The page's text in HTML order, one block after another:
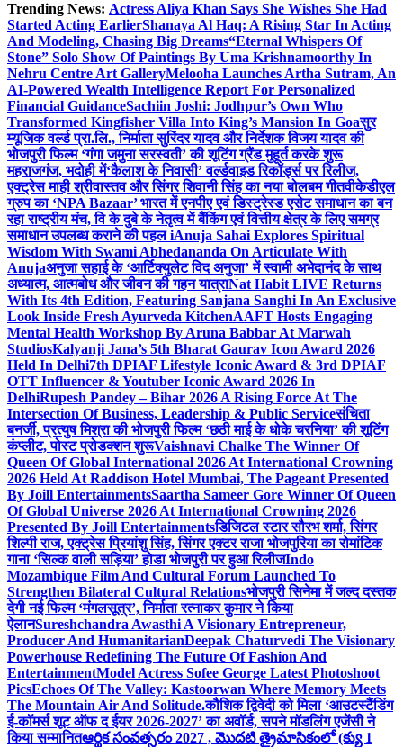
Trending News: Actress Aliya Khan Says She Wishes She Had
Started Acting EarlierShanaya Al Haq: A Rising Star In Acting
And Modeling, Chasing Big Dreams“Eternal Whispers Of
Stone” Solo Show Of Paintings By Uma Krishnamoorthy In
Nehru Centre Art GalleryMelooha Launches Artha Sutram, An
AI-Powered Wealth Intelligence Report For Personalized
Financial GuidanceSachiin Joshi: Jodhpur’s Own Who
Transformed Kingfisher Villa Into King’s Mansion In Goaसुर
म्यूजिक वर्ल्ड प्रा.लि., निर्माता सुरिंदर यादव और निर्देशक विजय यादव की
भोजपुरी फिल्म ‘गंगा जमुना सरस्वती’ की शूटिंग ग्रैंड मुहूर्त करके शुरू
महराजगंज, भदोही में‘कैलाश के निवासी’ वर्ल्डवाइड रिकॉर्ड्स पर रिलीज,
एक्ट्रेस माही श्रीवास्तव और सिंगर शिवानी सिंह का नया बोलबम गीतवीकेडीएल
ग्रुप का ‘NPA Bazaar’ भारत में एनपीए एवं डिस्ट्रेस्ड एसेट समाधान का बन
रहा राष्ट्रीय मंच, वि के दुबे के नेतृत्व में बैंकिंग एवं वित्तीय क्षेत्र के लिए समग्र
समाधान उपलब्ध कराने की पहल iAnuja Sahai Explores Spiritual
Wisdom With Swami Abhedananda On Articulate With
Anujaअनुजा सहाई के ‘आर्टिक्युलेट विद अनुजा’ में स्वामी अभेदानंद के साथ
अध्यात्म, आत्मबोध और जीवन की गहन यात्राNat Habit LIVE Returns
With Its 4th Edition, Featuring Sanjana Sanghi In An Exclusive
Look Inside Fresh Ayurveda KitchenAAFT Hosts Engaging
Mental Health Workshop By Aruna Babbar At Marwah
StudiosKalyanji Jana’s 5th Bharat Gaurav Icon Award 2026
Held In Delhi7th DPIAF Lifestyle Iconic Award & 3rd DPIAF
OTT Influencer & Youtuber Iconic Award 2026 In
DelhiRupesh Pandey – Bihar 2026 A Rising Force At The
Intersection Of Business, Leadership & Public Serviceसंचिता
बनर्जी, प्रत्युष मिश्रा की भोजपुरी फिल्म ‘छठी माई के धोके चरनिया’ की शूटिंग
कंप्लीट, पोस्ट प्रोडक्शन शुरूVaishnavi Chalke The Winner Of
Queen Of Global International 2026 At International Crowning
2026 Held At Raddison Hotel Mumbai, The Pageant Presented
By Joill EntertainmentsSaartha Sameer Gore Winner Of Queen
Of Global Universe 2026 At International Crowning 2026
Presented By Joill Entertainmentsडिजिटल स्टार सौरभ शर्मा, सिंगर
शिल्पी राज, एक्ट्रेस प्रियांशु सिंह, सिंगर एक्टर राजा भोजपुरिया का रोमांटिक
गाना ‘सिल्क वाली सड़िया’ होडा भोजपुरी पर हुआ रिलीजIndo
Mozambique Film And Cultural Forum Launched To
Strengthen Bilateral Cultural Relationsभोजपुरी सिनेमा में जल्द दस्तक
देगी नई फिल्म ‘मंगलसूत्र’, निर्माता रत्नाकर कुमार ने किया
ऐलानSureshchandra Awasthi A Visionary Entrepreneur,
Producer And HumanitarianDeepak Chaturvedi The Visionary
Powerhouse Redefining The Future Of Fashion And
EntertainmentModel Actress Sofee George Latest Photoshoot
PicsEchoes Of The Valley: Kastoorwan Where Memory Meets
The Mountain Air And Solitude.कौशिक द्विवेदी को मिला ‘आउटस्टैंडिंग
ई-कॉमर्स शूट ऑफ द ईयर 2026-2027’ का अवॉर्ड, सपने मॉडलिंग एजेंसी ने
किया सम्मानितఆర్థిక సంవత్సరం 2027 , మొదటి త్రైమాసికంలో (క్యు 1